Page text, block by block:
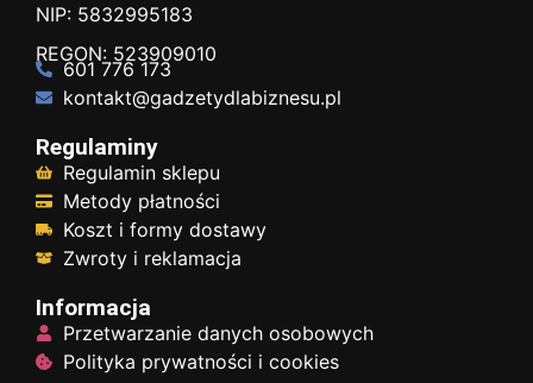
NIP: 5832995183
REGON: 523909010
601 776 173
kontakt@gadzetydlabiznesu.pl
Regulaminy
Regulamin sklepu
Metody płatności
Koszt i formy dostawy
Zwroty i reklamacja
Informacja
Przetwarzanie danych osobowych
Polityka prywatności i cookies